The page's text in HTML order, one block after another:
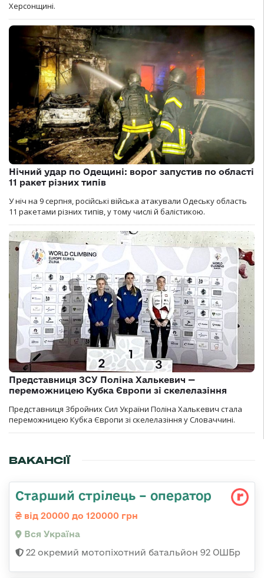
Херсонщині.
Нічний удар по Одещині: ворог запустив по області
11 ракет різних типів
У ніч на 9 серпня, російські війська атакували Одеську область
11 ракетами різних типів, у тому числі й балістикою.
Представниця ЗСУ Поліна Халькевич —
переможницею Кубка Європи зі скелелазіння
Представниця Збройних Сил України Поліна Халькевич стала
переможницею Кубка Європи зі скелелазіння у Словаччині.
ВАКАНСІЇ
Старший стрілець – оператор
від 20000 до 120000 грн
Вся Україна
22 окремий мотопіхотний батальйон 92 ОШБр